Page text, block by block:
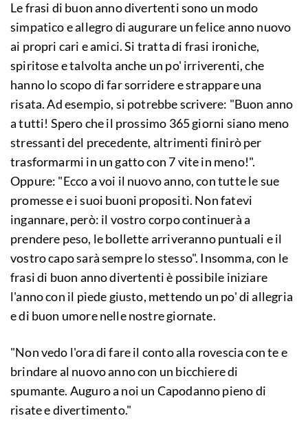
Le frasi di buon anno divertenti sono un modo
simpatico e allegro di augurare un felice anno nuovo
ai propri cari e amici. Si tratta di frasi ironiche,
spiritose e talvolta anche un po' irriverenti, che
hanno lo scopo di far sorridere e strappare una
risata. Ad esempio, si potrebbe scrivere: "Buon anno
a tutti! Spero che il prossimo 365 giorni siano meno
stressanti del precedente, altrimenti finirò per
trasformarmi in un gatto con 7 vite in meno!".
Oppure: "Ecco a voi il nuovo anno, con tutte le sue
promesse e i suoi buoni propositi. Non fatevi
ingannare, però: il vostro corpo continuerà a
prendere peso, le bollette arriveranno puntuali e il
vostro capo sarà sempre lo stesso". Insomma, con le
frasi di buon anno divertenti è possibile iniziare
l'anno con il piede giusto, mettendo un po' di allegria
e di buon umore nelle nostre giornate.
"Non vedo l'ora di fare il conto alla rovescia con te e
brindare al nuovo anno con un bicchiere di
spumante. Auguro a noi un Capodanno pieno di
risate e divertimento."